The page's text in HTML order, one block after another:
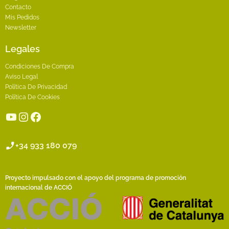
Contacto
Mis Pedidos
Newsletter
Legales
Condiciones De Compra
Aviso Legal
Política De Privacidad
Política De Cookies
YouTube
Instagram
Facebook
+34 933 180 079
Proyecto impulsado con el apoyo del programa de promoción
internacional de ACCIÓ